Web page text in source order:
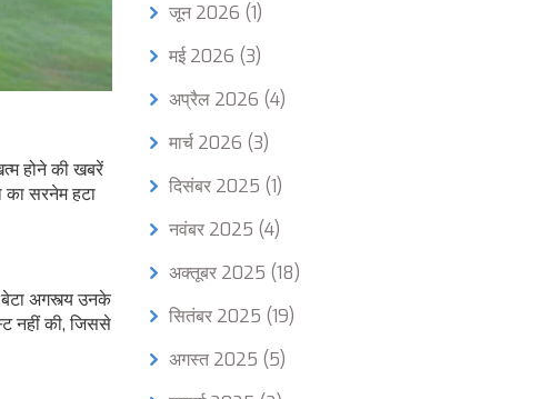
होने की खबरें
का सरनेम हटा
बेटा अगस्त्य उनके
नहीं की, जिससे
जून 2026 (1)
मई 2026 (3)
अप्रैल 2026 (4)
मार्च 2026 (3)
दिसंबर 2025 (1)
नवंबर 2025 (4)
अक्तूबर 2025 (18)
सितंबर 2025 (19)
अगस्त 2025 (5)